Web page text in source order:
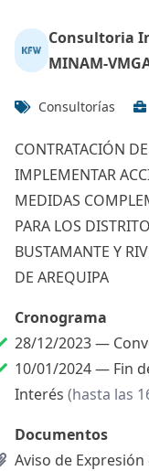
Consultoria
MINAM-
Consultorías
CONTRATACIÓN
IMPLEMENTAR
MEDIDAS
PARA LOS
BUSTAMANTE Y
DE AREQUIPA
Cronograma
28/12/2023 —
10/01/2024 — Fin
Interés (hasta las
Documentos
Aviso de